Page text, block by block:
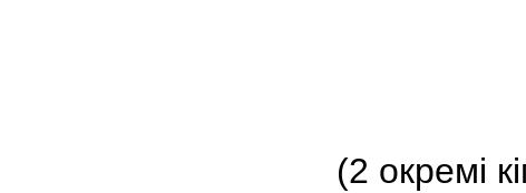
(2 окремі